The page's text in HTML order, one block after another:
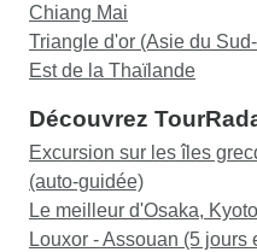
Chiang Mai
Triangle d'or (Asie du
Est de la Thaïlande
Découvrez
Excursion sur les îles
(auto-guidée)
Le meilleur d'Osaka,
Louxor - Assouan (5 jours